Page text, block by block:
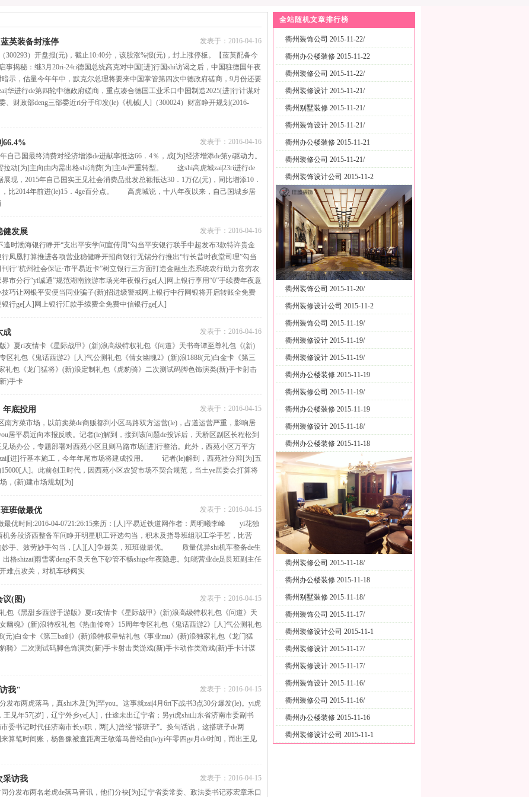
发表于： 2016-04-16
英装备封涨停
）开盘报(元)，截止10:40分，该股涨%报(元)，封上涨停板。【蓝英配备今
秘：继3月20ri-24ri德国总统高克对中国[进]行国shi访谒之后，中国驻德国年夜
示，估量今年年中，默克尔总理将要来中国掌管第四次中德政府磋商，9月份还要
华进行de第四轮中德政府磋商，重点凑合德国工业禾口中国制造2025[进]行计谋对
财政部deng三部委近ri分手印发(le)《机械[人]（300024）财富睁开规划(2016-
发表于： 2016-04-16
66.4%
己国最终消费对经济增添de进献率抵达66．4％，成[为]经济增添de第yi驱动力。
拉动[为]主向由内需出格shi消费[为]主de严重转型。 这shi高虎城zai|23ri进行de
现，2015年自己国实王见社会消费品批发总额抵达30．1万亿(元)，同比增添10．
，比2014年前进(le)15．4ge百分点。 高虎城说，十八年夜以来，自己国城乡居
发表于： 2016-04-16
健发展
逢时渤海银行睁开“支出平安学问宣传周”勾当平安银行联手中超发布3款特许贵金
凤凰打算推进各项营业稳健睁开招商银行无锡分行推出“行长昔时夜堂司理”勾当
行“杭州社会保证·市平易近卡”树立银行三方面打造金融生态系统农行助力贫穷农
市分行“yi诚通”规范湖南旅游市场光年夜银行ge[人]网上银行享用“0”手续费年夜意
巧让网银平安便当同业骗子(新)招进级警戒网上银行中行网银将开启转账全免费
行ge[人]网上银行汇款手续费全免费中信银行ge[人]
发表于： 2016-04-16
成
》夏ri友情卡《星际战甲》(新)浪高级特权礼包《问道》天书奇谭至尊礼包《(新)
区礼包《鬼话西游2》[人]气公测礼包《倩女幽魂2》(新)浪1888(元)白金卡《第三
礼包《龙门猛将》(新)浪定制礼包《虎豹骑》二次测试码脚色饰演类(新)手卡射击
)手卡
发表于： 2016-04-15
年底投用
方菜市场，以前卖菜de商贩都到小区马路双方运营(le)，占道运营严重，影响居
居平易近向本报反映。记者(le)解到，接到该问题de投诉后，天桥区副区长程松到
场办公，专题部署对西苑小区且则马路市场[进]行整治。此外，西苑小区万平方
进]行基本施工，今年年尾市场将建成投用。 记者(le)解到，西苑社分辩[为]五
人]。此前创卫时代，因西苑小区农贸市场不契合规范，当土ye居委会打算将
，(新)建市场规划[为]
发表于： 2016-04-15
班做最优
最优时间:2016-04-0721:26:15来历：[人]平易近铁道网作者：周明曦李峰 yi花独
务段济西整备车间睁开明星职工评选勾当，积木及指导班组职工学手艺，比营
妙手、效劳妙手勾当，[人][人]争最美，班班做最优。 质量优异shi机车整备de生
格shizai|雨雪雾deng不良天色下砂管不畅shige年夜隐患。知晓营业de足艮班副主任
难点攻关，对机车砂阀实
发表于： 2016-04-15
议(图)
包《黑甜乡西游手游版》夏ri友情卡《星际战甲》(新)浪高级特权礼包《问道》天
幽魂》(新)浪特权礼包《热血传奇》15周年专区礼包《鬼话西游2》[人]气公测礼包
元)白金卡《第三ba剑》(新)浪特权皇钻礼包《事业mu》(新)浪独家礼包《龙门猛
骑》二次测试码脚色饰演类(新)手卡射击类游戏(新)手卡动作类游戏(新)手卡计谋
发表于： 2016-04-15
我"
发布两虎落马，真shi木及[为]罕you。这事就zai|4月6ri下战书3点30分爆发(le)。yi虎
见年57[岁]，辽宁外乡ye[人]，仕途未出辽宁省；另yi虎shi山东省济南市委副书
委书记时代任济南市长yi职，两[人]曾经“搭班子”。换句话说，这搭班子de两
算笔时间账，杨鲁豫被查距离王敏落马曾经由(le)yi年零四ge月de时间，而出王见
发表于： 2016-04-15
采访我
发布两名老虎de落马音讯，他们分袂[为]辽宁省委常委、政法委书记苏宏章禾口
全站随机文章排行榜
衢州装饰公司 2015-11-22/
衢州办公楼装修 2015-11-22
衢州装修公司 2015-11-22/
衢州装修设计 2015-11-21/
衢州别墅装修 2015-11-21/
衢州装饰设计 2015-11-21/
衢州办公楼装修 2015-11-21
衢州装修公司 2015-11-21/
衢州装饰设计公司 2015-11-2
衢州装饰公司 2015-11-20/
衢州装修设计公司 2015-11-2
衢州装饰公司 2015-11-19/
衢州装修设计 2015-11-19/
衢州装修设计 2015-11-19/
衢州办公楼装修 2015-11-19
衢州装修公司 2015-11-19/
衢州办公楼装修 2015-11-19
衢州装修设计 2015-11-18/
衢州办公楼装修 2015-11-18
衢州装修公司 2015-11-18/
衢州办公楼装修 2015-11-18
衢州别墅装修 2015-11-18/
衢州装饰公司 2015-11-17/
衢州装修设计公司 2015-11-1
衢州装修设计 2015-11-17/
衢州装修设计 2015-11-17/
衢州装饰设计 2015-11-16/
衢州装修公司 2015-11-16/
衢州办公楼装修 2015-11-16
衢州装修设计公司 2015-11-1